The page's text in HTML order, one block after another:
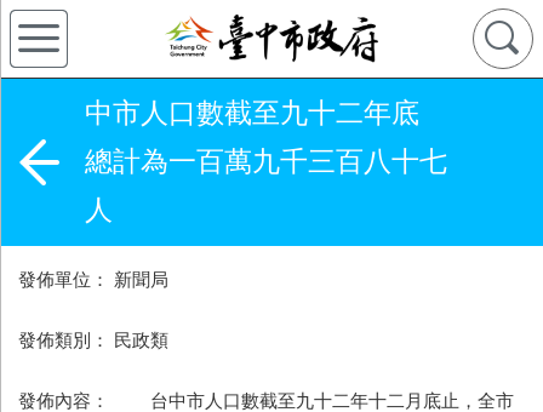
中市人口數截至九十二年底
總計為一百萬九千三百八十七
人
發佈單位： 新聞局
發佈類別： 民政類
發佈內容： 台中市人口數截至九十二年十二月底止，全市